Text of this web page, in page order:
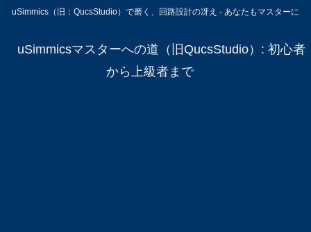
uSimmics（旧：QucsStudio）で磨く、回路設計の冴え - あなたもマスターに
uSimmicsマスターへの道（旧QucsStudio）: 初心者
から上級者まで